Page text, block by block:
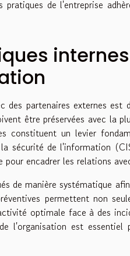
de l'entreprise
partenaires externes
être préservées avec la
constituent un levier
sécurité de l'information
encadrer les relations
de manière systématique
permettent non
optimale face à des
l'organisation est essentiel